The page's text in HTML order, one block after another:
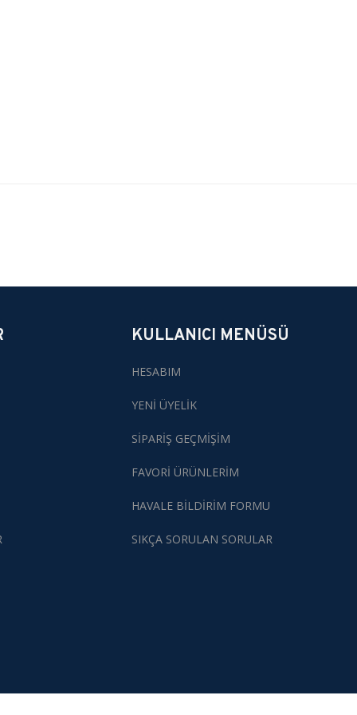
KULLANICI MENÜSÜ
HESABIM
YENİ ÜYELİK
SİPARİŞ GEÇMİŞİM
FAVORİ ÜRÜNLERİM
HAVALE BİLDİRİM FORMU
SIKÇA SORULAN SORULAR